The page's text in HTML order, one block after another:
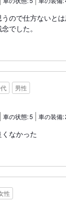
ので仕方ないと
でした。
男性
車の状態:5 車の装備:
なかった
性